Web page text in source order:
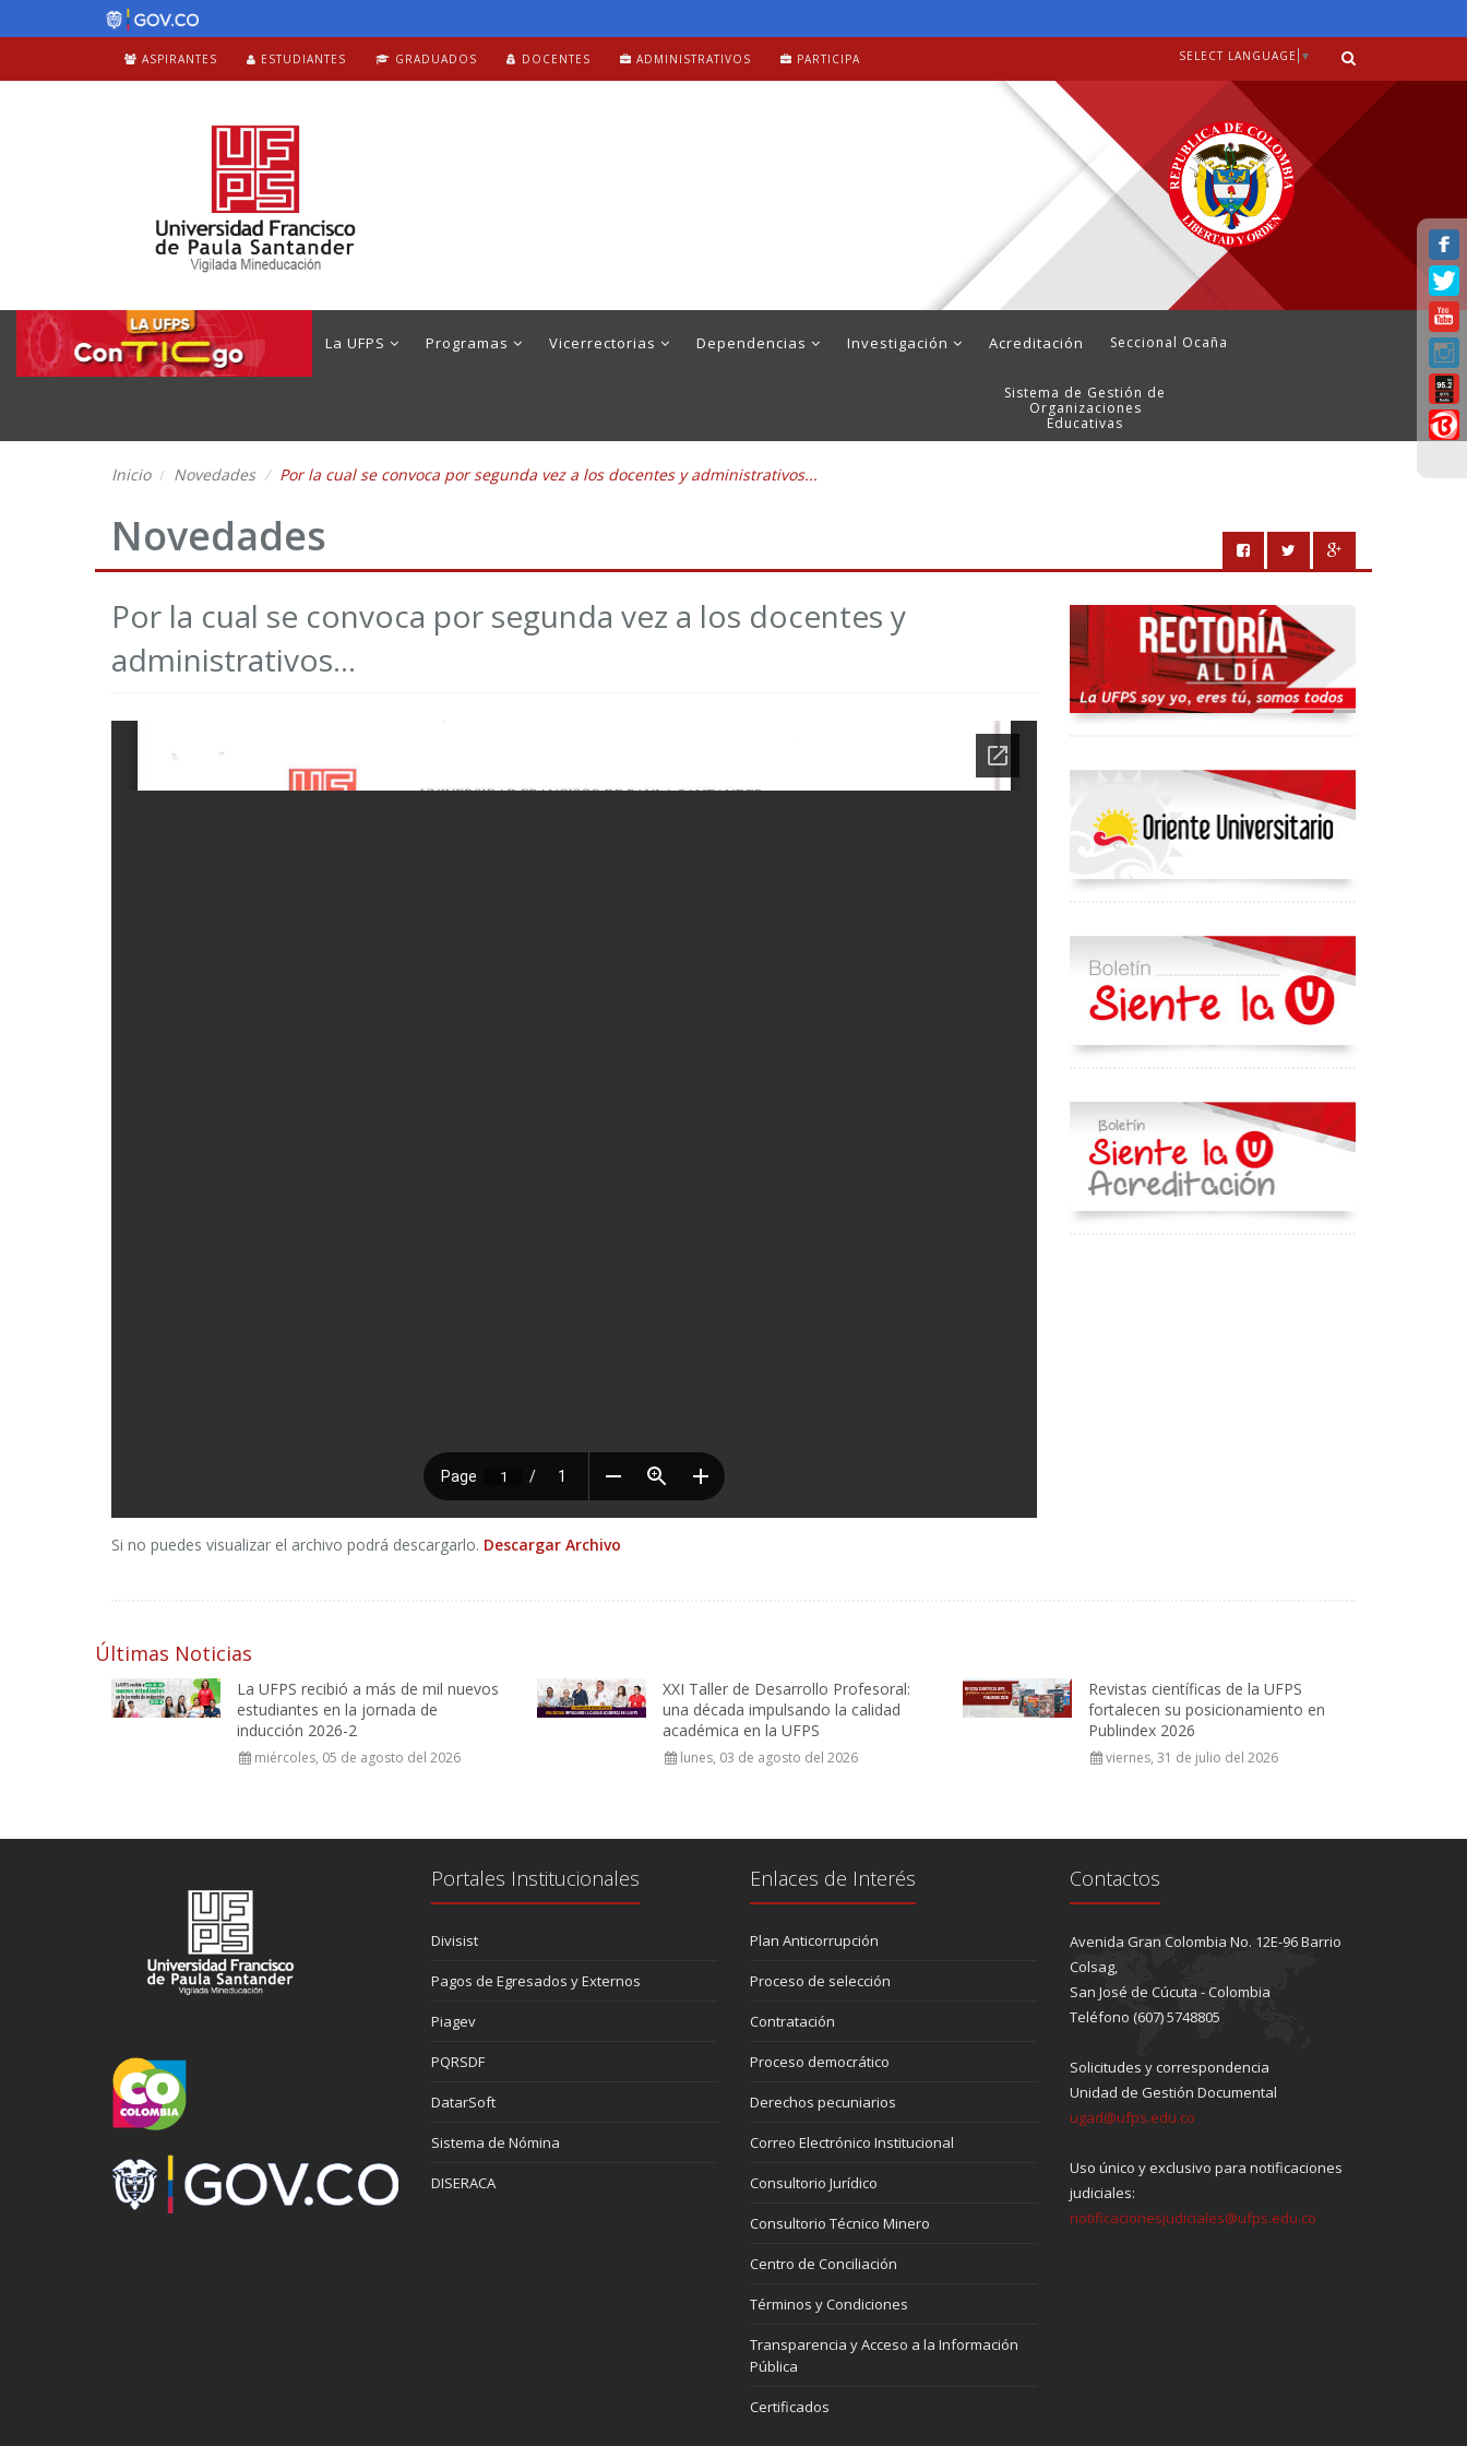
ASPIRANTES ESTUDIANTES GRADUADOS DOCENTES ADMINISTRATIVOS PARTICIPA SELECT LANGUAGE ▼
La UFPS Programas Vicerrectorias Dependencias Investigación Acreditación Seccional Ocaña
Sistema de Gestión de
Organizaciones
Educativas
Inicio Novedades Por la cual se convoca por segunda vez a los docentes y administrativos...
Novedades
Por la cual se convoca por segunda vez a los docentes y
administrativos...
Si no puedes visualizar el archivo podrá descargarlo. Descargar Archivo
Últimas Noticias
La UFPS recibió a más de mil nuevos
estudiantes en la jornada de
inducción 2026-2
miércoles, 05 de agosto del 2026
XXI Taller de Desarrollo Profesoral:
una década impulsando la calidad
académica en la UFPS
lunes, 03 de agosto del 2026
Revistas científicas de la UFPS
fortalecen su posicionamiento en
Publindex 2026
viernes, 31 de julio del 2026
Portales Institucionales
Divisist
Pagos de Egresados y Externos
Piagev
PQRSDF
DatarSoft
Sistema de Nómina
DISERACA
Enlaces de Interés
Plan Anticorrupción
Proceso de selección
Contratación
Proceso democrático
Derechos pecuniarios
Correo Electrónico Institucional
Consultorio Jurídico
Consultorio Técnico Minero
Centro de Conciliación
Términos y Condiciones
Transparencia y Acceso a la Información
Pública
Certificados
Contactos
Avenida Gran Colombia No. 12E-96 Barrio
Colsag,
San José de Cúcuta - Colombia
Teléfono (607) 5748805
Solicitudes y correspondencia
Unidad de Gestión Documental
ugad@ufps.edu.co
Uso único y exclusivo para notificaciones
judiciales:
notificacionesjudiciales@ufps.edu.co